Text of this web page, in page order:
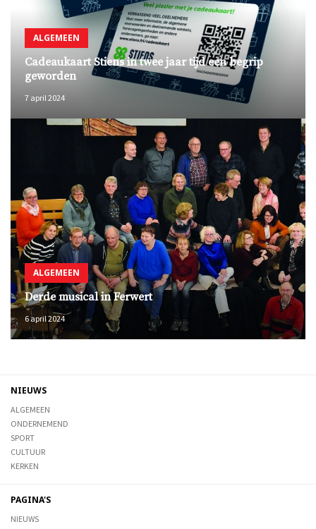
ALGEMEEN
Cadeaukaart Stiens in twee jaar tijd een begrip
geworden
7 april 2024
ALGEMEEN
Derde musical in Ferwert
6 april 2024
NIEUWS
ALGEMEEN
ONDERNEMEND
SPORT
CULTUUR
KERKEN
PAGINA'S
NIEUWS